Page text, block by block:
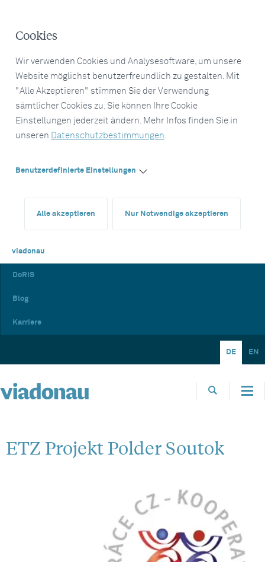
Cookies
Wir verwenden Cookies und Analysesoftware, um unsere
Website möglichst benutzerfreundlich zu gestalten. Mit
"Alle Akzeptieren" stimmen Sie der Verwendung
sämtlicher Cookies zu. Sie können Ihre Cookie
Einstellungen jederzeit ändern. Mehr Infos finden Sie in
unseren Datenschutzbestimmungen.
Benutzerdefinierte Einstellungen
Alle akzeptieren Nur Notwendige akzeptieren
viadonau
DoRIS
Blog
Karriere
DE EN
ETZ Projekt Polder Soutok